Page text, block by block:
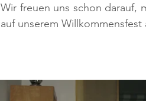
Wir freuen uns schon darauf,
auf unserem Willkommensfest